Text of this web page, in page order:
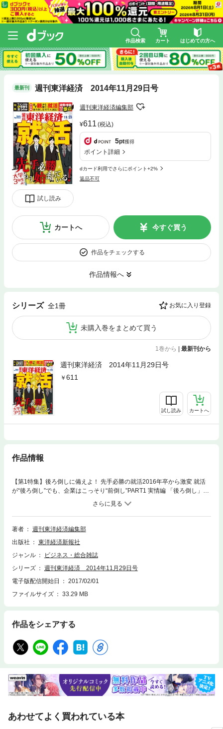
作品検索 カート はじめての方へ
最新刊 週刊東洋経済 2014年11月29日号
試し読み
週刊東洋経済編集部
611 (税込)
5pt獲得
ポイント詳細
dカード利用でさらにポイント+2%
返品不可
カートへ 今すぐ買う
作品をチェックする
作品情報へ
シリーズ 全1冊 お気に入り登録
未購入巻をまとめて買う
1巻から | 最新刊から
週刊東洋経済 2014年11月29日号
611
試し読み カートへ
作品情報
【第1特集】後ろ倒しに備えよ！ 先手必勝の就活2016年卒から激変 就活
が“後ろ倒し”でも、企業はこっそり“前倒し”PART1 実情編 「後ろ倒し」に
油断禁物 就活最前線ルポ 企業はもう走り出している就職四季報記者が直
撃 注目業界採用担当者が語る企業の本音丸わかり！ 人事部長覆面座談会
徹底取材でわかった 採用の「裏」事情学生が就活政策キーマンに直撃 な
ぜ「後ろ倒し」なんですか？PART2 実用編 情報をつかめ 就活のコツ 情報
ナビ」最前線スタートアップの就職企業、大学も親対策 親は何をすべきか
『就職四季報2016』超速報ランキング データが見つけた「良い会社」ラ
せ！ 地方学生サバイバル術
著者
週刊東洋経済編集部
出版社
東洋経済新報社
ジャンル
ビジネス・総合雑誌
シリーズ
週刊東洋経済 2014年11月29日号
電子版配信開始日
2017/02/01
ファイルサイズ
33.29 MB
作品をシェアする
あわせてよく買われている本